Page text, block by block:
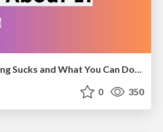
Why Your Marketing Sucks and What You Can Do About It - Sophie Logan
0 350